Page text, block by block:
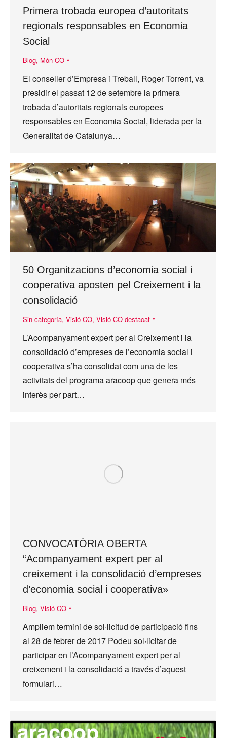
Primera trobada europea d’autoritats
regionals responsables en Economia
Social
Blog, Món CO
El conseller d’Empresa i Treball, Roger Torrent, va
presidir el passat 12 de setembre la primera
trobada d’autoritats regionals europees
responsables en Economia Social, liderada per la
Generalitat de Catalunya…
50 Organitzacions d’economia social i
cooperativa aposten pel Creixement i la
consolidació
Sin categoría, Visió CO, Visió CO destacat
L’Acompanyament expert per al Creixement i la
consolidació d’empreses de l’economia social i
cooperativa s’ha consolidat com una de les
activitats del programa aracoop que genera més
interès per part…
CONVOCATÒRIA OBERTA
“Acompanyament expert per al
creixement i la consolidació d’empreses
d’economia social i cooperativa»
Blog, Visió CO
Ampliem termini de sol·licitud de participació fins
al 28 de febrer de 2017 Podeu sol·licitar de
participar en l’Acompanyament expert per al
creixement i la consolidació a través d’aquest
formulari…